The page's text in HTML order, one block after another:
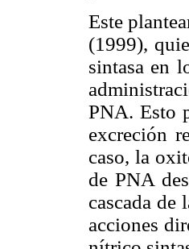
Este
(1999),
sintasa en
PNA. Esto
excreción
caso, la
de PNA
cascada de
acciones